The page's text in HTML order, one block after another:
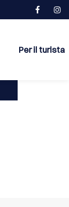
Per il turista